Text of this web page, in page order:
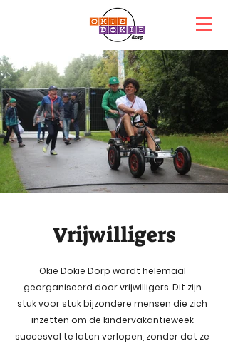
Vrijwilligers
Okie Dokie Dorp wordt helemaal
georganiseerd door vrijwilligers. Dit zijn
stuk voor stuk bijzondere mensen die zich
inzetten om de kindervakantieweek
succesvol te laten verlopen, zonder dat ze